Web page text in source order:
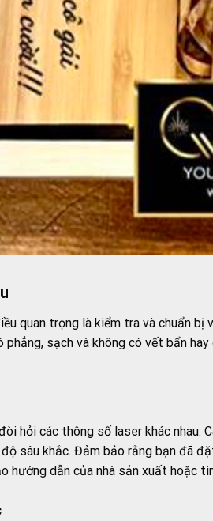
quan trọng là kiểm tra và chuẩn
sạch và không có vết bẩn
hỏi các thông số laser khác
sâu khắc. Đảm bảo rằng bạn đã
hướng dẫn của nhà sản xuất hoặc